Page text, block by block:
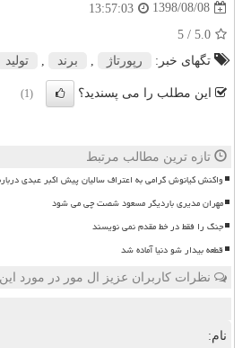
1398/08/08
13:57:03
5.0
/ 5
تگهای خبر:
رپورتاژ برند تولید
این مطلب را می پسندید؟ (1)
تازه ترین مطالب مرتبط
واکنش کیانوش گرامی به اعتراف سالیان پیش اکبر عبدی
مهران مدیری باردیگر مسعود شصت چی می شود
جنگ را فقط در خط مقدم نمی نویسند
قطعه بیدار شو دنیا آماده شد
نظرات کاربران عزیز ال مور در مورد
نام: